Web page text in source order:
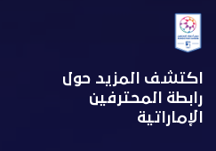
اكتشف المزيد حول
رابطة المحترفين
الإماراتية